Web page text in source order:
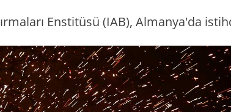
Enstitüsü (IAB), Almanya'da